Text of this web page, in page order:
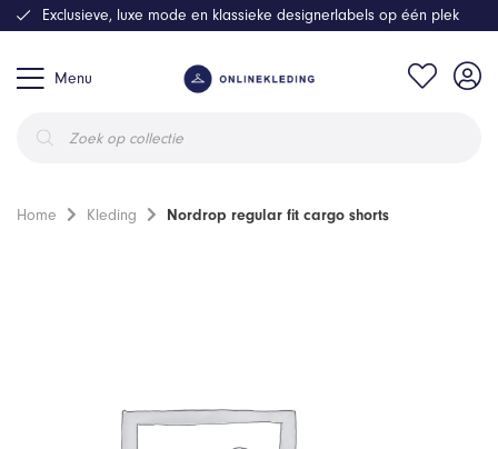
Menu
zoeken
Exclusieve, luxe mode en klassieke designerlabels op één plek
Home Kleding Nordrop regular fit cargo shorts